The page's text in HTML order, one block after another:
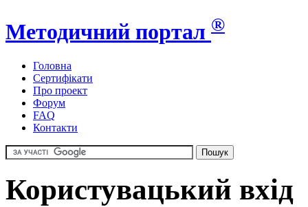
Методичний портал ®
Головна
Сертифікати
Про проект
Форум
FAQ
Контакти
Користувацький вхід